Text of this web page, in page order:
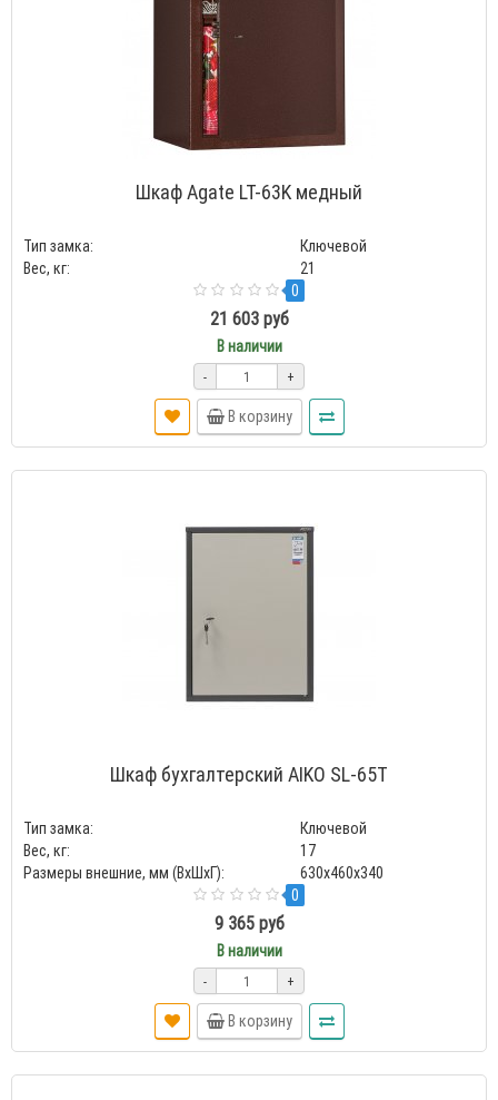
Шкаф Agate LT-63K медный
Тип замка:
Ключевой
Вес, кг:
21
0
21 603 руб
В наличии
- +
В корзину
Шкаф бухгалтерский AIKO SL-65Т
Тип замка:
Ключевой
Вес, кг:
17
Размеры внешние, мм (ВхШхГ):
630x460x340
0
9 365 руб
В наличии
- +
В корзину